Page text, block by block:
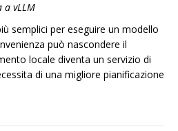
a vLLM
semplici per eseguire un modello
può nascondere il
locale diventa un servizio di
di una migliore pianificazione